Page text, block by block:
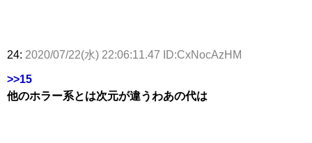
24: 2020/07/22(水) 22:06:11.47 ID:CxNocAzHM
>>15
他のホラー系とは次元が違うわあの代は